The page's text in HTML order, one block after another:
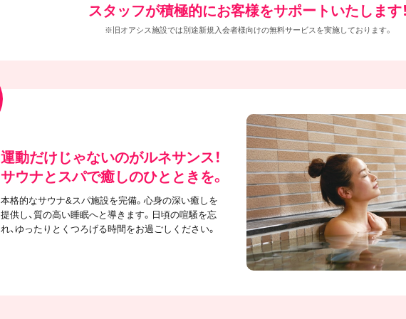
スタッフが積極的にお客様をサポートいたします
※旧オアシス施設では別途新規入会者様向けの無料サービスを実施しております。
運動だけじゃないのがルネサンス！
サウナとスパで癒しのひとときを。
本格的なサウナ&スパ施設を完備。心身の深い癒しを
提供し、質の高い睡眠へと導きます。日頃の喧騒を忘
れ、ゆったりとくつろげる時間をお過ごしください。